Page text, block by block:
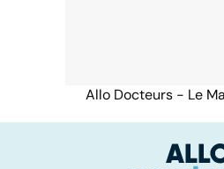
Allo Docteurs - Le